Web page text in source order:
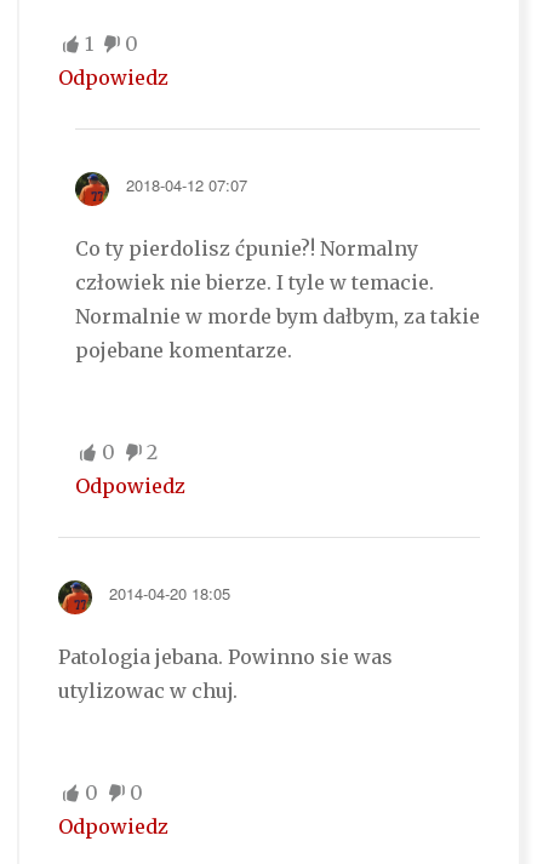
1
0
Odpowiedz
2018-04-12 07:07
Co ty pierdolisz ćpunie?! Normalny
człowiek nie bierze. I tyle w temacie.
Normalnie w morde bym dałbym, za takie
pojebane komentarze.
0
2
Odpowiedz
2014-04-20 18:05
Patologia jebana. Powinno sie was
utylizowac w chuj.
0
0
Odpowiedz